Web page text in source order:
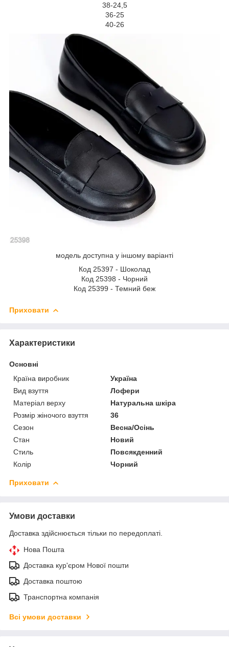
38-24,5
36-25
40-26
модель доступна у іншому варіанті
Код 25397 - Шоколад
Код 25398 - Чорний
Код 25399 - Темний беж
Приховати
Характеристики
Основні
Країна виробник
Україна
Вид взуття
Лофери
Матеріал верху
Натуральна шкіра
Розмір жіночого взуття
36
Сезон
Весна/Осінь
Стан
Новий
Стиль
Повсякденний
Колір
Чорний
Приховати
Умови доставки
Доставка здійснюється тільки по передоплаті.
Нова Пошта
Доставка кур'єром Нової пошти
Доставка поштою
Транспортна компанія
Всі умови доставки